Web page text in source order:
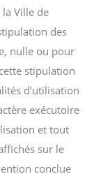
Ville de
des
nulle ou pour
stipulation
d’utilisation
exécutoire
et tout
sur le
conclue